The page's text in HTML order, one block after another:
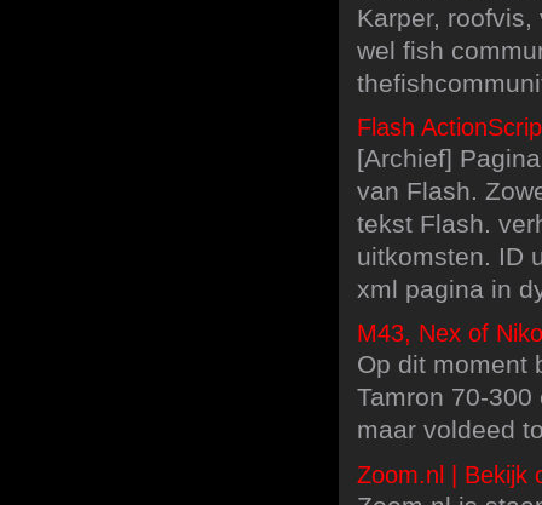
Karper,
wel fish
Flash
[Archief]
van Flash.
tekst Flash.
uitkomsten. ID
xml pagina in
M43, Nex of
Op dit moment
Tamron 70-
maar voldeed
Zoom.nl | Bekijk